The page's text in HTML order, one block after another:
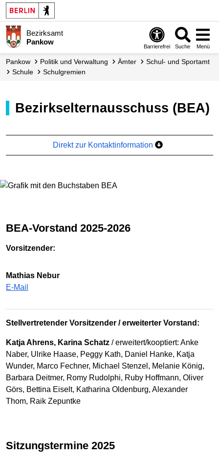
Bezirksamt
Pankow
Barrierefrei Suche Menü
Pankow Politik und Verwaltung Ämter
Schul- und Sportamt
Schule
Schulgremien
Bezirkselternausschuss (BEA)
Direkt zur Kontaktinformation
BEA-Vorstand 2025-2026
Vorsitzender:
Mathias Nebur
E-Mail
Stellvertretender Vorsitzender / erweiterter Vorstand:
Katja Ahrens, Karina Schatz / erweitert/kooptiert: Anke
Naber, Ulrike Haase, Peggy Kath, Daniel Hanke, Katja
Wunder, Marco Fechner, Michael Stenzel, Melanie König,
Barbara Deitmer, Romy Rudolphi, Ruby Hoffmann, Oliver
Görs, Bettina Eiselt, Katharina Oldenburg, Alexander
Thom, Raik Zepuntke
Sitzungstermine 2025